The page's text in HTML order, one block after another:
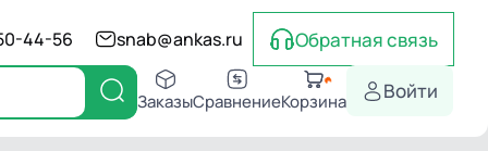
44-56 snab@ankas.ru Обратная связь
ЗаказыСравнениеКорзина Войти